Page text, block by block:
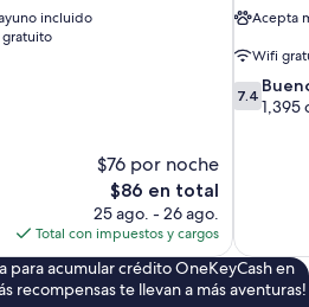
incluido
$76 por noche
El
precio
actual
es
de
$86
$86 en total
25 ago. - 26 ago.
Total con impuestos y cargos
Acepta
Wifi
7.4
de
7.4
1,395
para acumular crédito OneKeyCash en
recompensas te llevan a más aventuras!